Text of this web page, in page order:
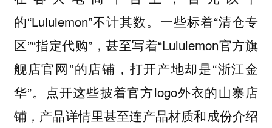
的“Lululemon”不计其数。一些标着“清仓专
区”“指定代购”，甚至写着“Lululemon官方旗
舰店官网”的店铺，打开产地却是“浙江金
华”。点开这些披着官方logo外衣的山寨店
铺，产品详情里甚至连产品材质和成份介绍